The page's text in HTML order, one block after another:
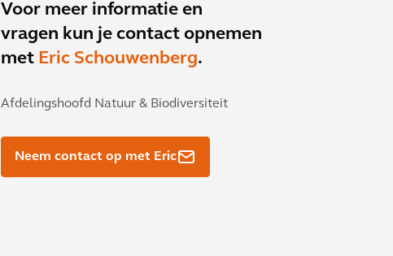
Voor meer informatie en
vragen kun je contact opnemen
met Eric Schouwenberg.
Afdelingshoofd Natuur & Biodiversiteit
Neem contact op met Eric